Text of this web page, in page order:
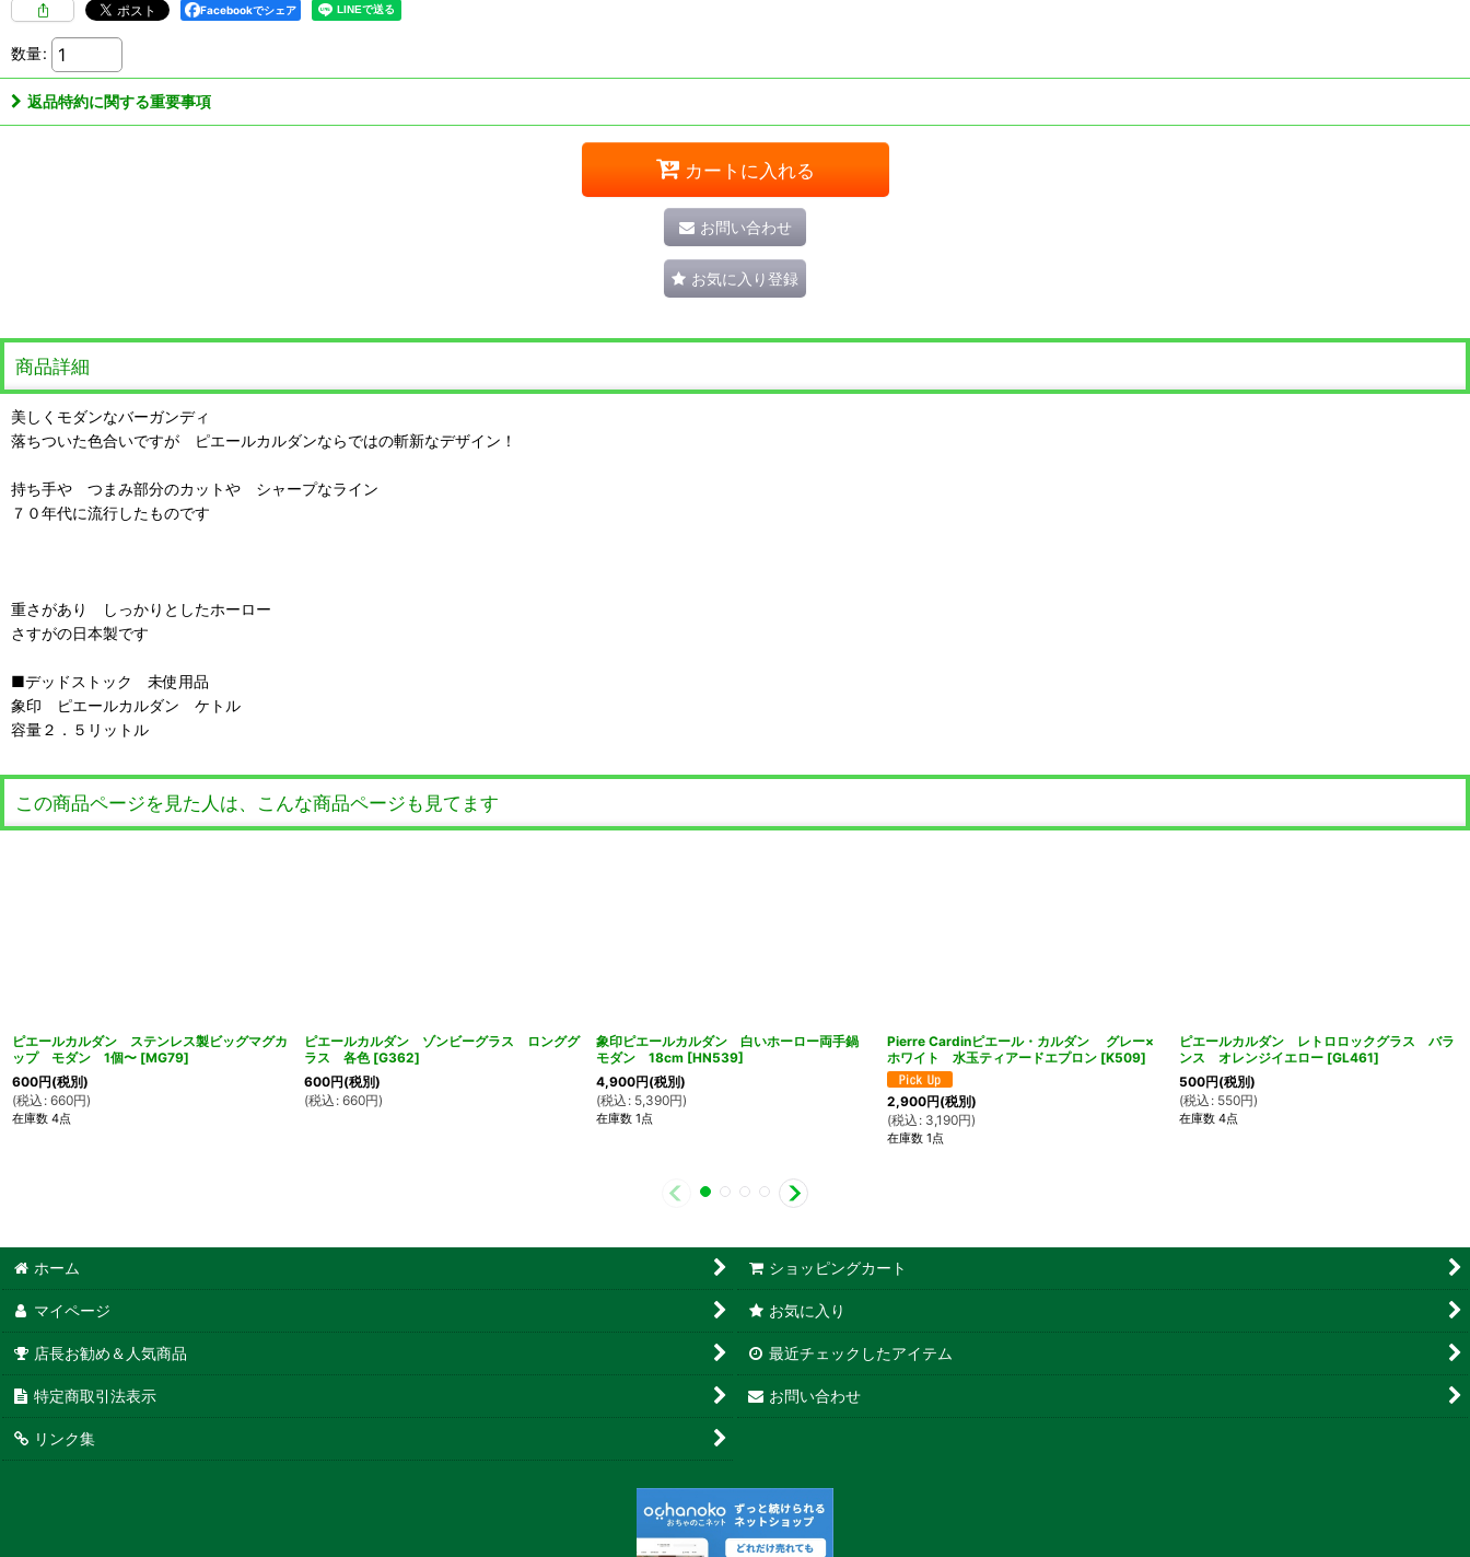
Facebookでシェア
数量:
返品特約に関する重要事項
カートに入れる
お問い合わせ
お気に入り登録
商品詳細
美しくモダンなバーガンディ
落ちついた色合いですが ピエールカルダンならではの斬新なデザイン！
持ち手や つまみ部分のカットや シャープなライン
７０年代に流行したものです
重さがあり しっかりとしたホーロー
さすがの日本製です
■デッドストック 未使用品
象印 ピエールカルダン ケトル
容量２．５リットル
この商品ページを見た人は、こんな商品ページも見てます
ピエールカルダン ステンレス製ビッグマグカ
ップ モダン 1個〜 [MG79]
600円(税別)
(税込 : 660円)
在庫数 4点
ピエールカルダン ゾンビーグラス ロンググ
ラス 各色 [G362]
600円(税別)
(税込 : 660円)
象印ピエールカルダン 白いホーロー両手鍋
モダン 18cm [HN539]
4,900円(税別)
(税込 : 5,390円)
在庫数 1点
Pierre Cardinピエール・カルダン グレー×
ホワイト 水玉ティアードエプロン [K509]
2,900円(税別)
(税込 : 3,190円)
在庫数 1点
ピエールカルダン レトロロックグラス バラ
ンス オレンジイエロー [GL461]
500円(税別)
(税込 : 550円)
在庫数 4点
ホーム ショッピングカート
マイページ お気に入り
店長お勧め＆人気商品 最近チェックしたアイテム
特定商取引法表示 お問い合わせ
リンク集